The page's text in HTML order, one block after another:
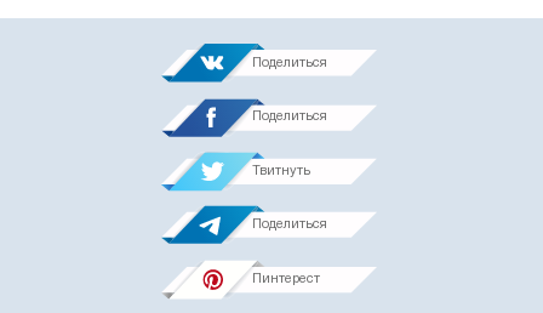
Поделиться
Поделиться
Твитнуть
Поделиться
Пинтерест